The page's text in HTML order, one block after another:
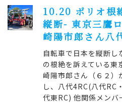
10.20 ポリオ根
縦断- 東京三鷹
崎陽市郎さん八
自転車で日本を縦断し
の根絶を訴えている東
崎陽市郎さん（６２
し、八代4RC(八代RC
代東RC) 他関係メン